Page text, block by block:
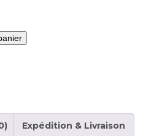
Expédition & Livraison